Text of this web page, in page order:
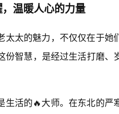
温暖人心的力量
太太的魅力，不仅仅在于
份智慧，是经过生活打磨
生活的🔥大师。在东北的严